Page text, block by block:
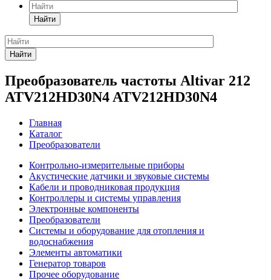
Найти
Найти
Преобразователь частоты Altivar 212
ATV212HD30N4 ATV212HD30N4
Главная
Каталог
Преобразователи
Контрольно-измерительные приборы
Акустические датчики и звуковые системы
Кабели и проводниковая продукция
Контроллеры и системы управления
Электронные компоненты
Преобразователи
Системы и оборудование для отопления и
водоснабжения
Элементы автоматики
Генератор товаров
Прочее оборудование